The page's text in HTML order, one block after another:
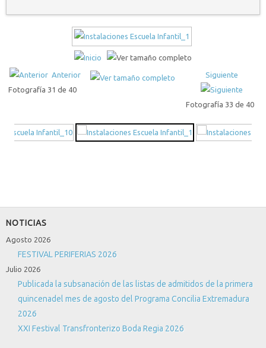
Anterior
Fotografía 31 de 40
Siguiente
Fotografía 33 de 40
NOTICIAS
Agosto 2026
FESTIVAL PERIFERIAS 2026
Julio 2026
Publicada la subsanación de las listas de admitidos de la primera
quincenadel mes de agosto del Programa Concilia Extremadura
2026
XXI Festival Transfronterizo Boda Regia 2026